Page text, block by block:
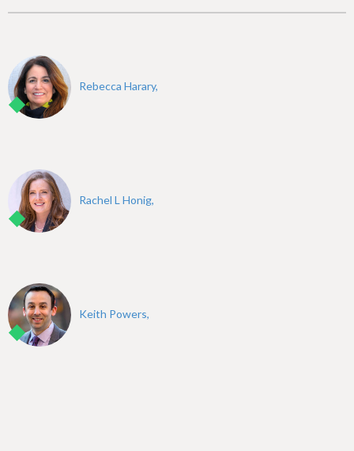
e
Rebecca Harary,
Rachel L Honig,
Keith Powers,